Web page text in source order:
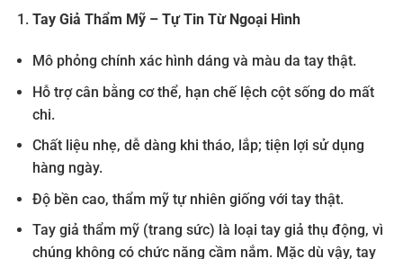
Tay Giả Thẩm Mỹ – Tự Tin Từ Ngoại Hình
Mô phỏng chính xác hình dáng và màu da tay thật.
Hỗ trợ cân bằng cơ thể, hạn chế lệch cột sống do mất
chi.
Chất liệu nhẹ, dễ dàng khi tháo, lắp; tiện lợi sử dụng
hàng ngày.
Độ bền cao, thẩm mỹ tự nhiên giống với tay thật.
Tay giả thẩm mỹ (trang sức) là loại tay giả thụ động, vì
chúng không có chức năng cầm nắm. Mặc dù vậy, tay